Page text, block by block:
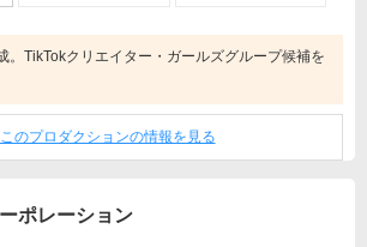
。TikTokクリエイター・ガールズグループ候補を
このプロダクションの情報を見る
ポレーション